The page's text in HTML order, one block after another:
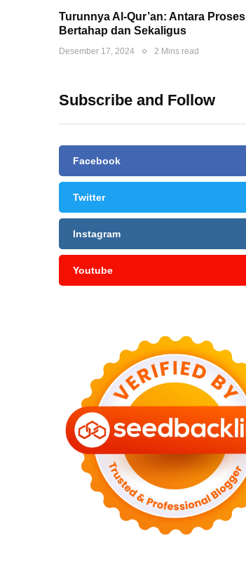
Turunnya Al-Qur’an: Antara Proses
Bertahap dan Sekaligus
Desember 17, 2024 2 Mins read
Subscribe and Follow
Facebook
Twitter
Instagram
Youtube